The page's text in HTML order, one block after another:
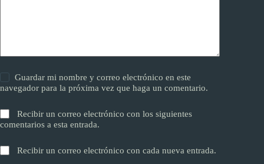
Guardar mi nombre y correo electrónico en este
navegador para la próxima vez que haga un comentario.
Recibir un correo electrónico con los siguientes
comentarios a esta entrada.
Recibir un correo electrónico con cada nueva entrada.